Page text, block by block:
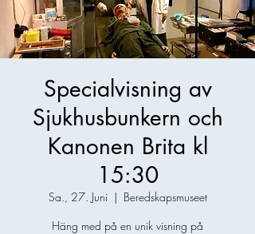
Specialvisning av
Sjukhusbunkern och
Kanonen Brita kl
15:30
Sa., 27. Juni
  |
Beredskapsmuseet
Häng med på en unik visning på